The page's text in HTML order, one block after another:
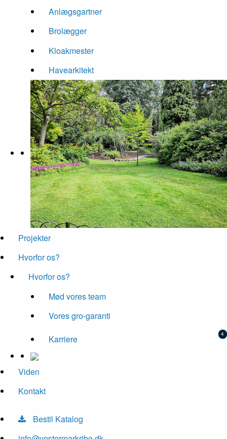
Anlægsgartner
Brolægger
Kloakmester
Havearkitekt
Projekter
Hvorfor os?
Hvorfor os?
Mød vores team
Vores gro-garanti
Karriere
Viden
Kontakt
Bestil Katalog